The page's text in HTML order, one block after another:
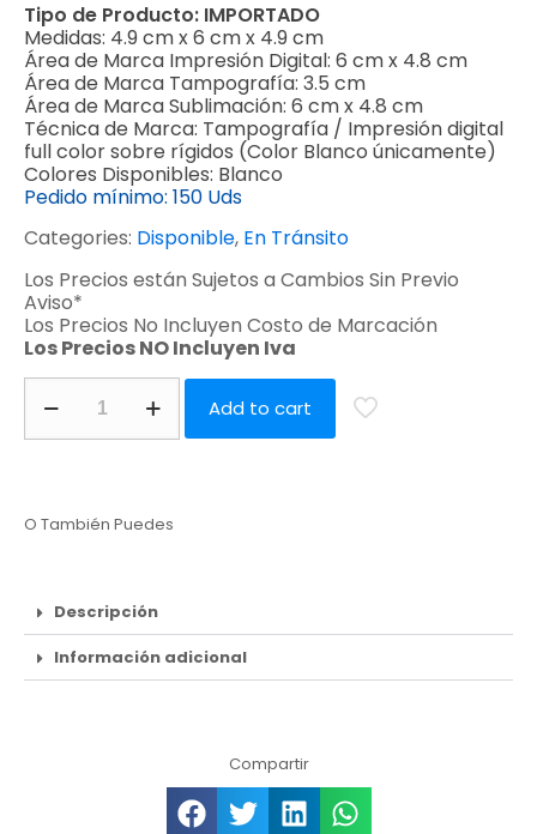
Tipo de Producto: IMPORTADO
Medidas: 4.9 cm x 6 cm x 4.9 cm
Área de Marca Impresión Digital: 6 cm x 4.8 cm
Área de Marca Tampografía: 3.5 cm
Área de Marca Sublimación: 6 cm x 4.8 cm
Técnica de Marca: Tampografía / Impresión digital
full color sobre rígidos (Color Blanco únicamente)
Colores Disponibles: Blanco
Pedido mínimo: 150 Uds
Categories: Disponible, En Tránsito
Los Precios están Sujetos a Cambios Sin Previo
Aviso*
Los Precios No Incluyen Costo de Marcación
Los Precios NO Incluyen Iva
Add to cart
O También Puedes
Descripción
Información adicional
Compartir